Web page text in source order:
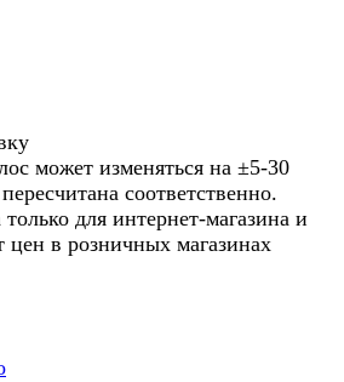
может изменяться на ±5-30
соответственно.
для интернет-магазина и
цен в розничных магазинах